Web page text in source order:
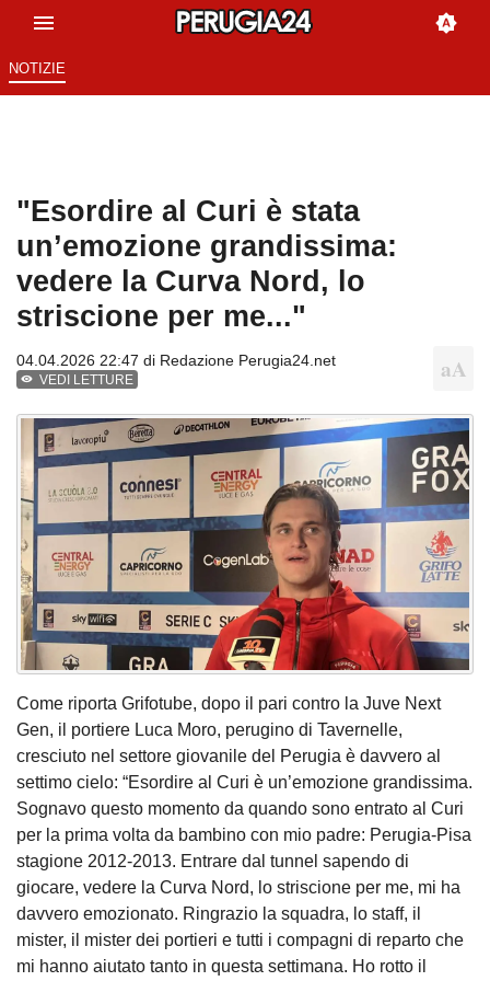
NOTIZIE
"Esordire al Curi è stata
un’emozione grandissima:
vedere la Curva Nord, lo
striscione per me..."
04.04.2026 22:47 di Redazione Perugia24.net
VEDI LETTURE
Come riporta Grifotube, dopo il pari contro la Juve Next
Gen, il portiere Luca Moro, perugino di Tavernelle,
cresciuto nel settore giovanile del Perugia è davvero al
settimo cielo: “Esordire al Curi è un’emozione grandissima.
Sognavo questo momento da quando sono entrato al Curi
per la prima volta da bambino con mio padre: Perugia-Pisa
stagione 2012-2013. Entrare dal tunnel sapendo di
giocare, vedere la Curva Nord, lo striscione per me, mi ha
davvero emozionato. Ringrazio la squadra, lo staff, il
mister, il mister dei portieri e tutti i compagni di reparto che
mi hanno aiutato tanto in questa settimana. Ho rotto il